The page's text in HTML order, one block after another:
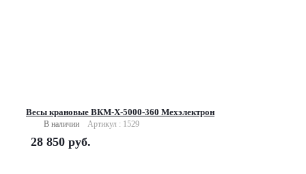
Весы крановые ВКМ-X-5000-360 Мехэлектрон
В наличии Артикул : 1529
28 850 руб.